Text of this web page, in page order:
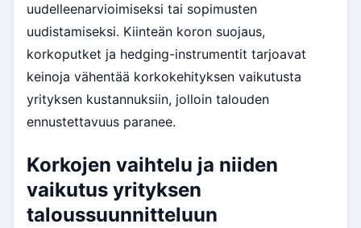
uudelleenarvioimiseksi tai sopimusten
uudistamiseksi. Kiinteän koron suojaus,
korkoputket ja hedging-instrumentit tarjoavat
keinoja vähentää korkokehityksen vaikutusta
yrityksen kustannuksiin, jolloin talouden
ennustettavuus paranee.
Korkojen vaihtelu ja niiden
vaikutus yrityksen
taloussuunnitteluun